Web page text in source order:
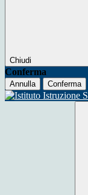
Chiudi
Conferma
Annulla Conferma